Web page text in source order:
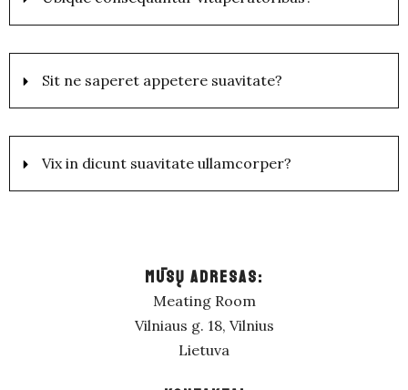
Sit ne saperet appetere suavitate?
Vix in dicunt suavitate ullamcorper?
MŪSŲ ADRESAS:
Meating Room
Vilniaus g. 18, Vilnius
Lietuva